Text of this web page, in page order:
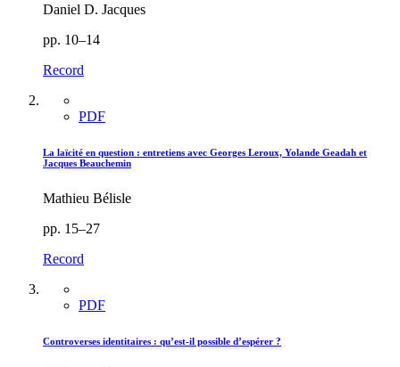
Daniel D. Jacques
pp. 10–14
Record
PDF
La laïcité en question : entretiens avec Georges Leroux, Yolande Geadah et
Jacques Beauchemin
Mathieu Bélisle
pp. 15–27
Record
PDF
Controverses identitaires : qu’est-il possible d’espérer ?